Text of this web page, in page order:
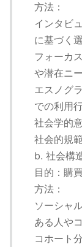
方法：
インタビ
に基づく
フォーカ
や潜在ニ
エスノグ
での利用
社会学的
社会的規
b. 社会構
目的：購
方法：
ソーシャ
ある人や
コホート